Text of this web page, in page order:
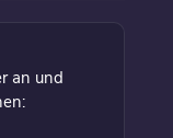
an und